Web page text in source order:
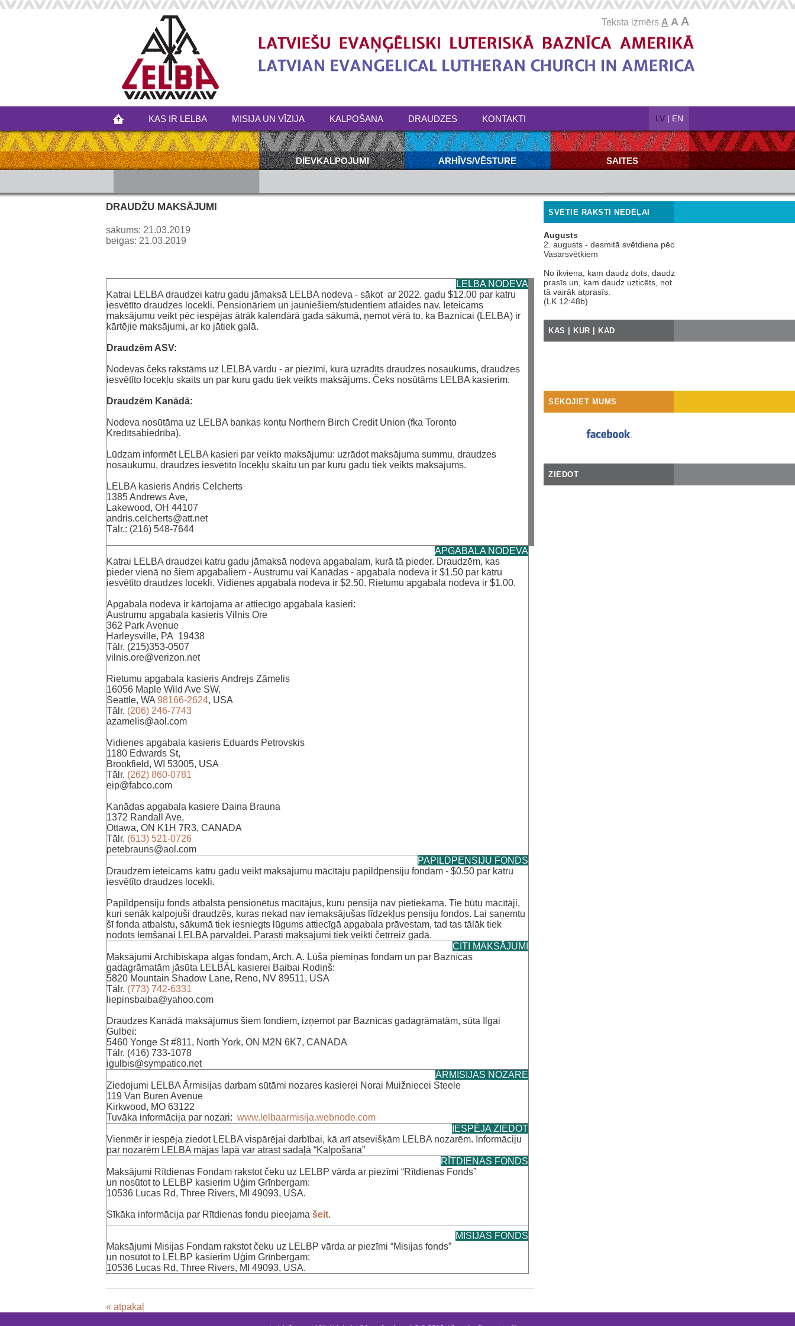
Teksta izmērs A A A
KAS IR LELBA MISIJA UN VĪZIJA KALPOŠANA DRAUDZES KONTAKTI LV | EN
DIEVKALPOJUMI ARHĪVS/VĒSTURE SAITES
DRAUDŽU MAKSĀJUMI
sākums: 21.03.2019
beigas: 21.03.2019
LELBA NODEVA
Katrai LELBA draudzei katru gadu jāmaksā LELBA nodeva - sākot ar 2022. gadu $12.00 par katru
iesvētīto draudzes locekli. Pensionāriem un jauniešiem/studentiem atlaides nav. Ieteicams
maksājumu veikt pēc iespējas ātrāk kalendārā gada sākumā, ņemot vērā to, ka Baznīcai (LELBA) ir
kārtējie maksājumi, ar ko jātiek galā.
Draudzēm ASV:
Nodevas čeks rakstāms uz LELBA vārdu - ar piezīmi, kurā uzrādīts draudzes nosaukums, draudzes
iesvētīto locekļu skaits un par kuru gadu tiek veikts maksājums. Čeks nosūtāms LELBA kasierim.
Draudzēm Kanādā:
‌Nodeva nosūtāma uz LELBA bankas kontu Northern Birch Credit Union (fka Toronto
Kredītsabiedrība).
‌Lūdzam informēt LELBA kasieri par veikto maksājumu: uzrādot maksājuma summu, draudzes
nosaukumu, draudzes iesvētīto locekļu skaitu un par kuru gadu tiek veikts maksājums.
‌LELBA kasieris Andris Celcherts
‌1385 Andrews Ave,
‌Lakewood, OH 44107
‌andris.celcherts@att.net
‌Tālr.: (216) 548-7644
APGABALA NODEVA
Katrai LELBA draudzei katru gadu jāmaksā nodeva apgabalam, kurā tā pieder. Draudzēm, kas
pieder vienā no šiem apgabaliem - Austrumu vai Kanādas - apgabala nodeva ir $1.50 par katru
iesvētīto draudzes locekli. Vidienes apgabala nodeva ir $2.50. Rietumu apgabala nodeva ir $1.00.
Apgabala nodeva ir kārtojama ar attiecīgo apgabala kasieri:
Austrumu apgabala kasieris Vilnis Ore
362 Park Avenue
Harleysville, PA 19438
Tālr. (215)353-0507
vilnis.ore@verizon.net
Rietumu apgabala kasieris Andrejs Zāmelis
16056 Maple Wild Ave SW,
Seattle, WA 98166-2624, USA
Tālr. (206) 246-7743
azamelis@aol.com
Vidienes apgabala kasieris Eduards Petrovskis
1180 Edwards St,
Brookfield, WI 53005, USA
Tālr. (262) 860-0781
eip@fabco.com
Kanādas apgabala kasiere Daina Brauna
1372 Randall Ave,
Ottawa, ON K1H 7R3, CANADA
Tālr. (613) 521-0726
petebrauns@aol.com
PAPILDPENSIJU FONDS
Draudzēm ieteicams katru gadu veikt maksājumu mācītāju papildpensiju fondam - $0.50 par katru
iesvētīto draudzes locekli.
‌Papildpensiju fonds atbalsta pensionētus mācītājus, kuru pensija nav pietiekama. Tie būtu mācītāji,
kuri senāk kalpojuši draudzēs, kuras nekad nav iemaksājušas līdzekļus pensiju fondos. Lai saņemtu
šī fonda atbalstu, sākumā tiek iesniegts lūgums attiecīgā apgabala prāvestam, tad tas tālāk tiek
nodots lemšanai LELBA pārvaldei. Parasti maksājumi tiek veikti četrreiz gadā.
CITI MAKSĀJUMI
Maksājumi Archibīskapa algas fondam, Arch. A. Lūša piemiņas fondam un par Baznīcas
gadagrāmatām jāsūta LELBĀL kasierei Baibai Rodiņš:
5820 Mountain Shadow Lane, Reno, NV 89511, USA
‌Tālr. (773) 742-6331
liepinsbaiba@yahoo.com
‌Draudzes Kanādā maksājumus šiem fondiem, izņemot par Baznīcas gadagrāmatām, sūta Ilgai
Gulbei:‌
5460 Yonge St #811, North York, ON M2N 6K7, CANADA‌
Tālr. (416) 733-1078‌
‌igulbis@sympatico.net
ĀRMISIJAS NOZARE
‌Ziedojumi LELBA Ārmisijas darbam sūtāmi nozares kasierei Norai Muižniecei Steele
‌119 Van Buren Avenue
‌Kirkwood, MO 63122
‌Tuvāka informācija par nozari: www.lelbaarmisija.webnode.com
IESPĒJA ZIEDOT
Vienmēr ir iespēja ziedot LELBA vispārējai darbībai, kā arī atsevišķām LELBA nozarēm. Informāciju
par nozarēm LELBA mājas lapā var atrast sadaļā “Kalpošana”
RĪTDIENAS FONDS
Maksājumi Rītdienas Fondam rakstot čeku uz LELBP vārda ar piezīmi “Rītdienas Fonds”
un nosūtot to LELBP kasierim Uģim Grīnbergam:
10536 Lucas Rd, Three Rivers, MI 49093, USA.
‌Sīkāka informācija par Rītdienas fondu pieejama šeit.
MISIJAS FONDS
Maksājumi Misijas Fondam rakstot čeku uz LELBP vārda ar piezīmi “Misijas fonds”
un nosūtot to LELBP kasierim Uģim Grīnbergam:
10536 Lucas Rd, Three Rivers, MI 49093, USA.
« atpakaļ
SVĒTIE RAKSTI NEDĒĻAI
Augusts
2. augusts - desmitā svētdiena pēc
Vasarsvētkiem
No ikviena, kam daudz dots, daudz
prasīs un, kam daudz uzticēts, not
tā vairāk atprasīs.
(LK 12:48b)
KAS | KUR | KAD
SEKOJIET MUMS
ZIEDOT